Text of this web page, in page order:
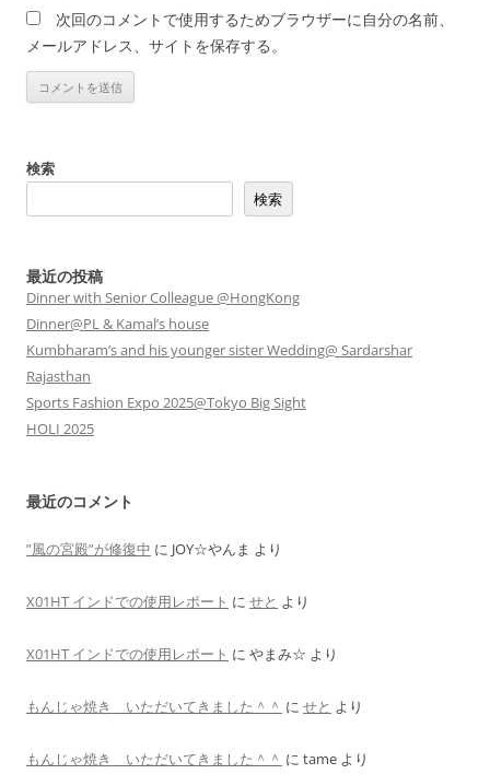
次回のコメントで使用するためブラウザーに自分の名前、
メールアドレス、サイトを保存する。
検索
検索
最近の投稿
Dinner with Senior Colleague @HongKong
Dinner@PL & Kamal’s house
Kumbharam’s and his younger sister Wedding@ Sardarshar
Rajasthan
Sports Fashion Expo 2025@Tokyo Big Sight
HOLI 2025
最近のコメント
”風の宮殿”が修復中 に JOY☆やんま より
X01HT インドでの使用レポート に せと より
X01HT インドでの使用レポート に やまみ☆ より
もんじゃ焼き いただいてきました＾＾ に せと より
もんじゃ焼き いただいてきました＾＾ に tame より